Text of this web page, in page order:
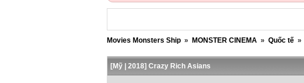
Movies Monsters Ship » MONSTER CINEMA » Quốc tế »
[Mỹ | 2018] Crazy Rich Asians